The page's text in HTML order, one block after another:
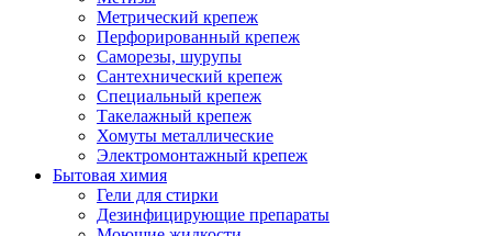
Метрический крепеж
Перфорированный крепеж
Саморезы, шурупы
Сантехнический крепеж
Специальный крепеж
Такелажный крепеж
Хомуты металлические
Электромонтажный крепеж
Бытовая химия
Гели для стирки
Дезинфицирующие препараты